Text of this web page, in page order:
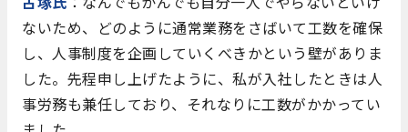
ないため、どのように通常業務をさばいて工数を確保
し、人事制度を企画していくべきかという壁がありま
した。先程申し上げたように、私が入社したときは人
事労務も兼任しており、それなりに工数がかかってい